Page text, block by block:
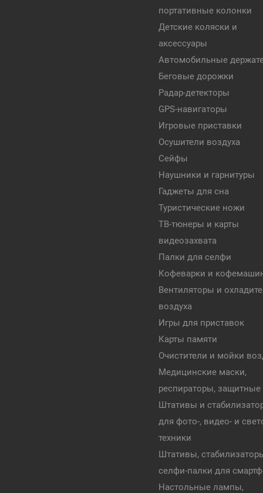
портативные колонки
Детские коляски и
аксессуары
Автомобильные
Беговые дорожки
Радар-детекторы
GPS-навигаторы
Игровые приставки
Осушители воздуха
Сейфы
Наушники и гарнитуры
Гаджеты для сна
Туристические ножи
ТВ-тюнеры и карты
видеозахвата
Палки для селфи
Кофеварки и
Вентиляторы и
воздуха
Игры для приставок
Карты памяти
Очистители и мойки
Медицинские маски,
респираторы, защитные
Штативы и
для фото-, видео- и
техники
Штативы,
селфи-палки для
Настольные лампы,